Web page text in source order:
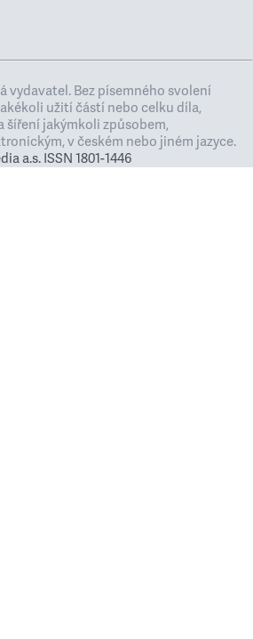
vydavatel. Bez písemného svolení
užití částí nebo celku díla,
šíření jakýmkoli způsobem,
v českém nebo jiném jazyce.
a.s. ISSN 1801-1446